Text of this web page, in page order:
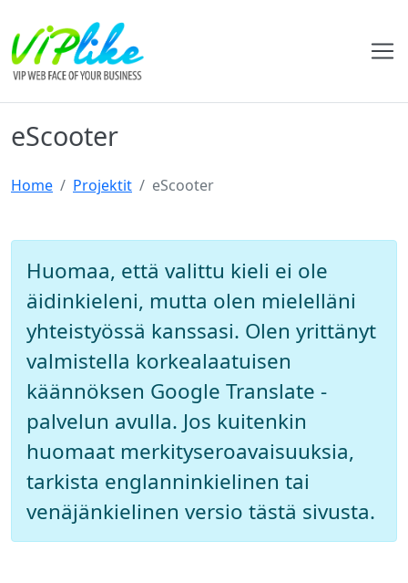
eScooter
Home Projektit eScooter
Huomaa, että valittu kieli ei ole
äidinkieleni, mutta olen mielelläni
yhteistyössä kanssasi. Olen yrittänyt
valmistella korkealaatuisen
käännöksen Google Translate -
palvelun avulla. Jos kuitenkin
huomaat merkityseroavaisuuksia,
tarkista englanninkielinen tai
venäjänkielinen versio tästä sivusta.